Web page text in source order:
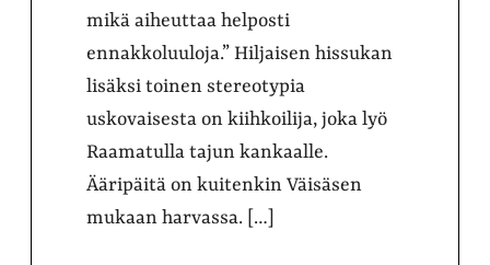
mikä aiheuttaa helposti
ennakkoluuloja.” Hiljaisen hissukan
lisäksi toinen stereotypia
uskovaisesta on kiihkoilija, joka lyö
Raamatulla tajun kankaalle.
Ääripäitä on kuitenkin Väisäsen
mukaan harvassa. […]